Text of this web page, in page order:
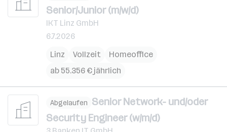
Senior/Junior (m/w/d)
IKT Linz GmbH
6.7.2026
Linz
Vollzeit
Homeoffice
ab 55.356 € jährlich
Abgelaufen Senior Network- und/oder
Security Engineer (w/m/d)